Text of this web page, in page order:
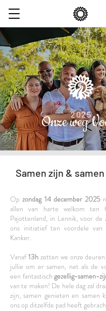
Onze weg
2025
Samen zijn &
Opzondag 14 december 2025
allen van harte welkom ten
Pajottenland, in Lennik, voor de
ons initiatief ten voordele van
Kanker.
Vanaf13hzetten we onze
jullie om er samen, net als de
een fantastisch gezellig-samen-
van te maken! De hele dag zal
zijn, samen genieten en samen
ons op ditzelfde pad heeft